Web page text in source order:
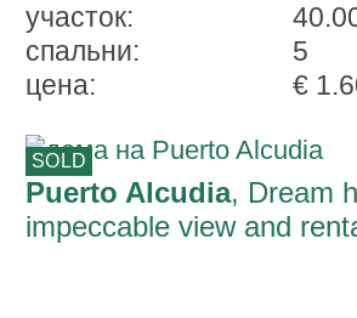
участок:
спальни:
5
ценa:
€
SOLD
Puerto Alcudia, Dream
impeccable view and